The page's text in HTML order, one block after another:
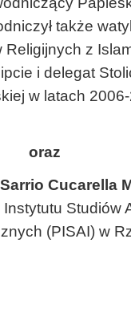
także
Religijnych z
i delegat
w latach
oraz
Cucarella
Studiów
(PISAI) w